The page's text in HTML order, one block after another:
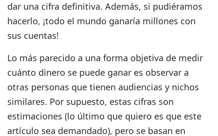
dar una cifra definitiva. Además, si pudiéramos
hacerlo, ¡todo el mundo ganaría millones con
sus cuentas!
Lo más parecido a una forma objetiva de medir
cuánto dinero se puede ganar es observar a
otras personas que tienen audiencias y nichos
similares. Por supuesto, estas cifras son
estimaciones (lo último que quiero es que este
artículo sea demandado), pero se basan en